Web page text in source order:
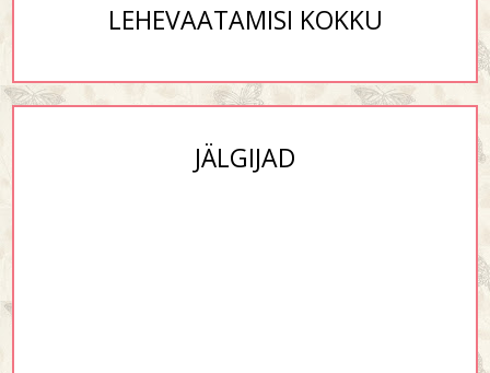
LEHEVAATAMISI KOKKU
JÄLGIJAD